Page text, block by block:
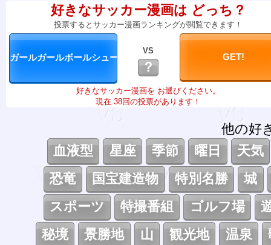
好きなサッカー漫画は どっち？
投票するとサッカー漫画ランキングが閲覧できます！
VS
？
好きなサッカー漫画を お選びください。
現在 38回の投票があります！
他の好
血液型
星座 季節 曜日
天気
恐竜
国宝建造物 特別名勝
城
スポーツ
特撮番組 ゴルフ場
秘境
景勝地 山 観光地 温泉